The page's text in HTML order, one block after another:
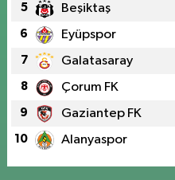
5 Beşiktaş
6 Eyüpspor
7 Galatasaray
8 Çorum FK
9 Gaziantep FK
10 Alanyaspor